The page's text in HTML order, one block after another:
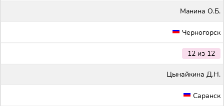
Maнина О.Б.
Черногорск
12 из 12
Цынайкина Д.Н.
Саранск